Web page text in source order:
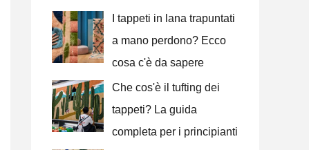
I tappeti in lana trapuntati
a mano perdono? Ecco
cosa c'è da sapere
Che cos'è il tufting dei
tappeti? La guida
completa per i principianti